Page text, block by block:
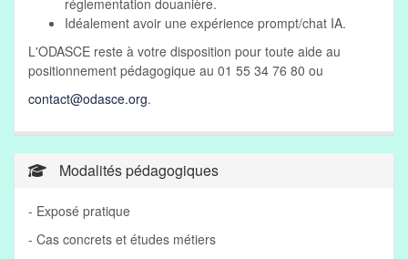
réglementation douanière.
Idéalement avoir une expérience prompt/chat IA.
L'ODASCE reste à votre disposition pour toute aide au
positionnement pédagogique au 01 55 34 76 80 ou
contact@odasce.org.
Modalités pédagogiques
- Exposé pratique
- Cas concrets et études métiers